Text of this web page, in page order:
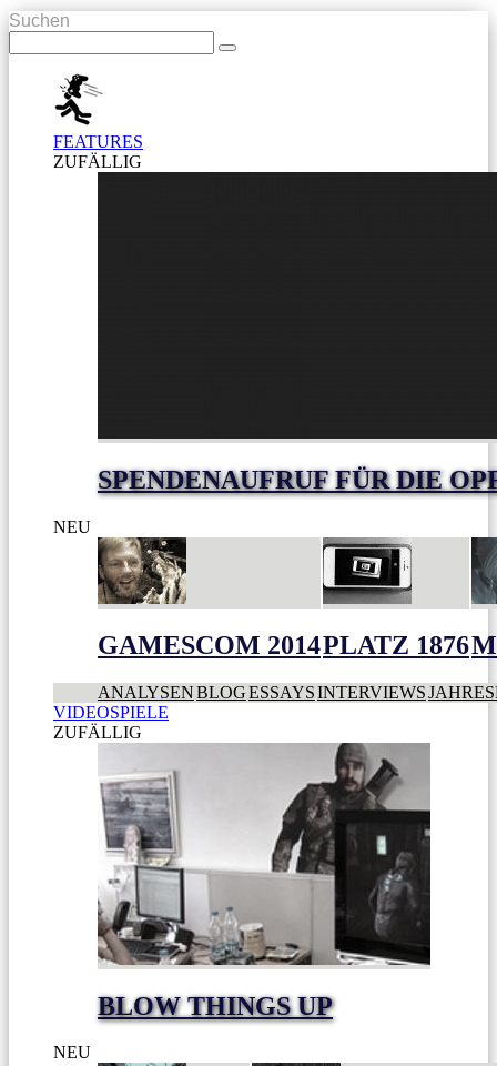
Suchen
FEATURES
ZUFÄLLIG
SPENDENAUFRUF FÜR DIE
NEU
GAMESCOM 2014PLATZ 1876
ANALYSENBLOGESSAYSINTERVIEWS
VIDEOSPIELE
ZUFÄLLIG
BLOW THINGS UP
NEU